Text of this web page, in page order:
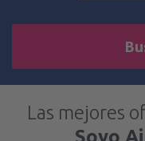
Las mejores
Soyo